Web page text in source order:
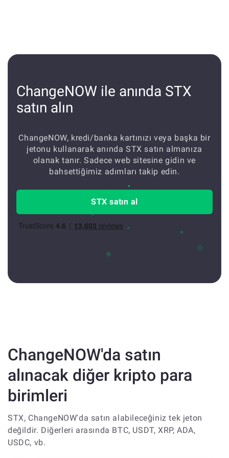
ChangeNOW ile anında STX
satın alın
ChangeNOW, kredi/banka kartınızı veya başka bir
jetonu kullanarak anında STX satın almanıza
olanak tanır. Sadece web sitesine gidin ve
bahsettiğimiz adımları takip edin.
STX satın al
ChangeNOW'da satın
alınacak diğer kripto para
birimleri
STX, ChangeNOW'da satın alabileceğiniz tek jeton
değildir. Diğerleri arasında BTC, USDT, XRP, ADA,
USDC, vb.